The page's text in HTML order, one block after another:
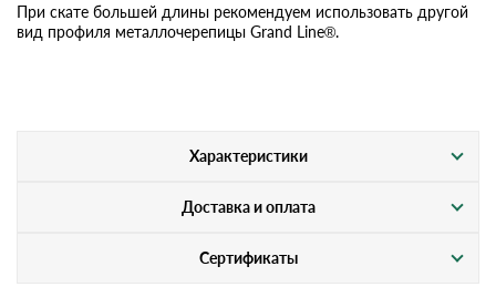
При скате большей длины рекомендуем использовать другой
вид профиля металлочерепицы Grand Line®.
Характеристики
Доставка и оплата
Сертификаты